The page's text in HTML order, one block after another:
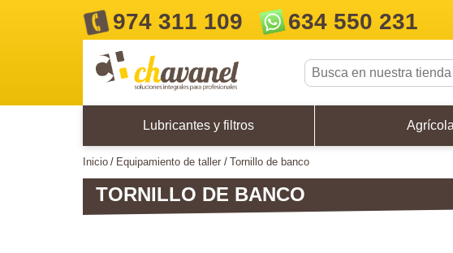
974 311 109 634 550 231
Lubricantes y filtros Agrícola
inicio equipamiento de taller tornillo de banco
TORNILLO DE BANCO